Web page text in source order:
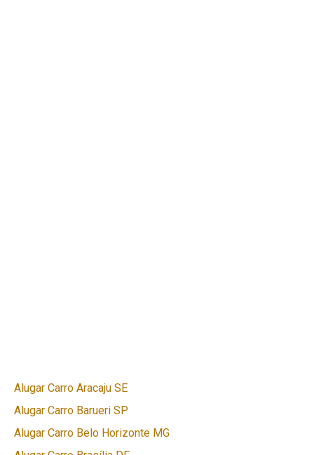
Alugar Carro Aracaju SE
Alugar Carro Barueri SP
Alugar Carro Belo Horizonte MG